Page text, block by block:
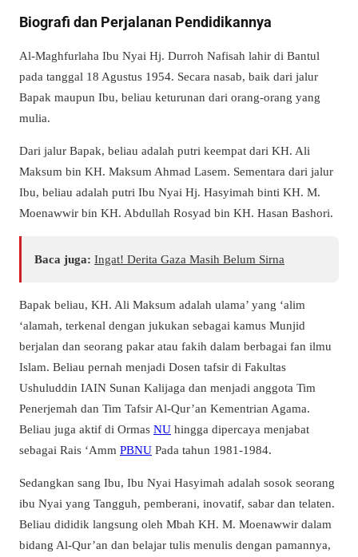
Biografi dan Perjalanan Pendidikannya
Al-Maghfurlaha Ibu Nyai Hj. Durroh Nafisah lahir di Bantul
pada tanggal 18 Agustus 1954. Secara nasab, baik dari jalur
Bapak maupun Ibu, beliau keturunan dari orang-orang yang
mulia.
Dari jalur Bapak, beliau adalah putri keempat dari KH. Ali
Maksum bin KH. Maksum Ahmad Lasem. Sementara dari jalur
Ibu, beliau adalah putri Ibu Nyai Hj. Hasyimah binti KH. M.
Moenawwir bin KH. Abdullah Rosyad bin KH. Hasan Bashori.
Baca juga: Ingat! Derita Gaza Masih Belum Sirna
Bapak beliau, KH. Ali Maksum adalah ulama’ yang ‘alim
‘alamah, terkenal dengan jukukan sebagai kamus Munjid
berjalan dan seorang pakar atau fakih dalam berbagai fan ilmu
Islam. Beliau pernah menjadi Dosen tafsir di Fakultas
Ushuluddin IAIN Sunan Kalijaga dan menjadi anggota Tim
Penerjemah dan Tim Tafsir Al-Qur’an Kementrian Agama.
Beliau juga aktif di Ormas NU hingga dipercaya menjabat
sebagai Rais ‘Amm PBNU Pada tahun 1981-1984.
Sedangkan sang Ibu, Ibu Nyai Hasyimah adalah sosok seorang
ibu Nyai yang Tangguh, pemberani, inovatif, sabar dan telaten.
Beliau dididik langsung oleh Mbah KH. M. Moenawwir dalam
bidang Al-Qur’an dan belajar tulis menulis dengan pamannya,